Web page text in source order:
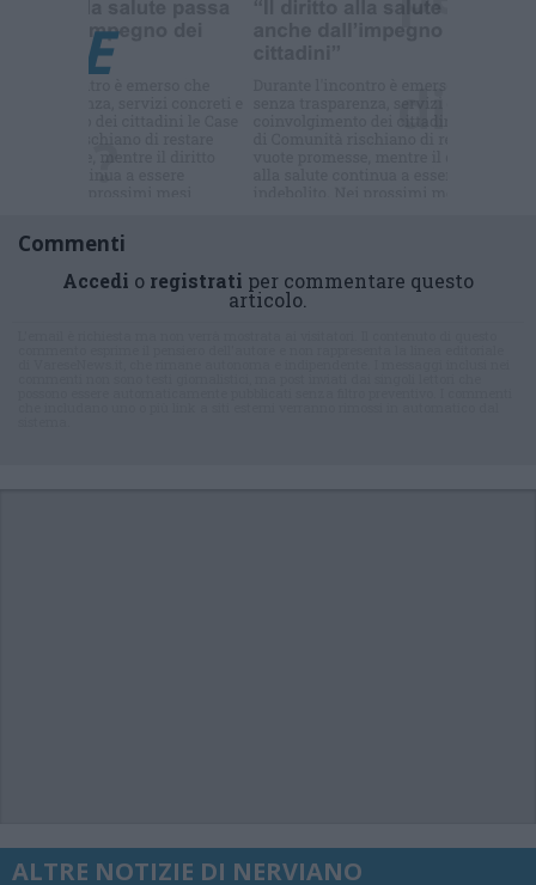
Commenti
Accedi o registrati per commentare questo
articolo.
ALTRE NOTIZIE DI NERVIANO